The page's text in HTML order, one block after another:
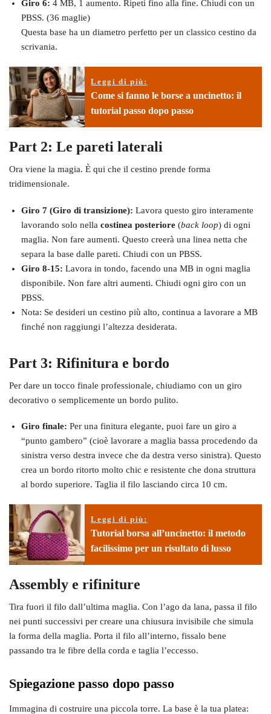
Giro 6: 4 MB, 1 aumento. Ripeti fino alla fine. Chiudi con un
PBSS. (36 maglie)
Questa base ha un diametro perfetto per un classico cestino da
scrivania.
Leggi di più:
Come si fanno le borse a uncinetto: il
tutorial passo dopo passo
Part 2: Le pareti laterali
Ora viene la magia. È qui che il cestino prende forma
tridimensionale.
Giro 7 (Giro di transizione): Lavora questo giro interamente
lavorando solo nella costinea posteriore (back loop) di ogni
maglia. Non fare aumenti. Questo creerà una linea netta che
separa la base dalle pareti. Chiudi con un PBSS.
Giro 8-15: Lavora in tondo, facendo una MB in ogni maglia
disponibile. Non fare altri aumenti. Chiudi ogni giro con un
PBSS.
Nota: Se desideri un cestino più alto, continua a lavorare a MB
finché non raggiungi l’altezza desiderata.
Part 3: Rifinitura e bordo
Per dare un tocco finale professionale, chiudiamo con un giro
decorativo o semplicemente un bordo pulito.
Giro finale: Per una finitura elegante, puoi fare un giro a
“punto gambero” (cioè lavorare a maglia bassa procedendo da
sinistra verso destra invece che da destra verso sinistra). Questo
crea un bordo ritorto molto chic e resistente che dona struttura
al bordo superiore. Taglia il filo lasciando circa 10 cm.
Leggi di più:
Tutorial borsa all’uncinetto: il metodo
facilissimo per un risultato di lusso
Assembly e rifiniture
Tira fuori il filo dall’ultima maglia. Con l’ago da lana, passa il filo
nei punti successivi per creare una chiusura invisibile che simula
la forma della maglia. Porta il filo all’interno, fissalo bene
passando tra le fibre della corda e taglia l’eccesso.
Spiegazione passo dopo passo
Immagina di costruire una piccola torre. La base è la tua platea: